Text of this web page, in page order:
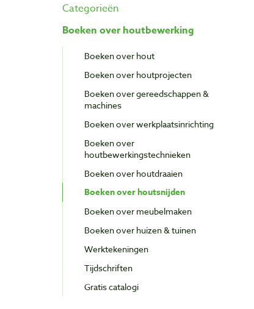
Categorieën
Boeken over houtbewerking
Boeken over hout
Boeken over houtprojecten
Boeken over gereedschappen &
machines
Boeken over werkplaatsinrichting
Boeken over
houtbewerkingstechnieken
Boeken over houtdraaien
Boeken over houtsnijden
Boeken over meubelmaken
Boeken over huizen & tuinen
Werktekeningen
Tijdschriften
Gratis catalogi